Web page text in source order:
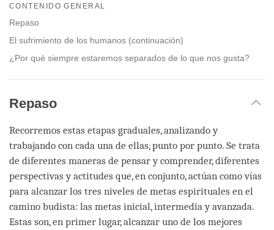
CONTENIDO GENERAL
Repaso
El sufrimiento de los humanos (continuación)
¿Por qué siempre estaremos separados de lo que nos gusta?
Repaso
Recorremos estas etapas graduales, analizando y
trabajando con cada una de ellas, punto por punto. Se trata
de diferentes maneras de pensar y comprender, diferentes
perspectivas y actitudes que, en conjunto, actúan como vías
para alcanzar los tres niveles de metas espirituales en el
camino budista: las metas inicial, intermedia y avanzada.
Estas son, en primer lugar, alcanzar uno de los mejores